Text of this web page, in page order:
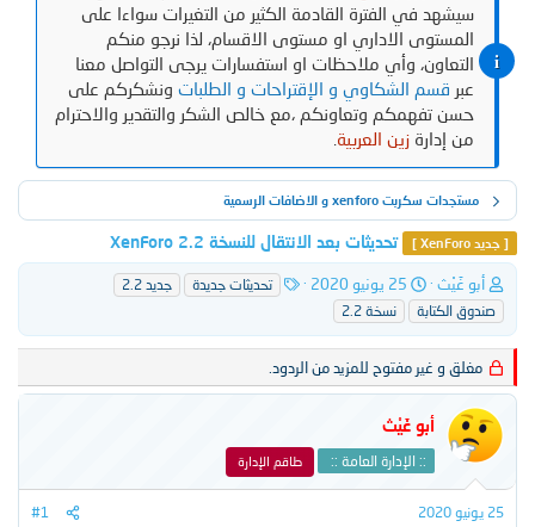
سيشهد في الفترة القادمة الكثير من التغيرات سواءا على
المستوى الاداري او مستوى الاقسام، لذا نرجو منكم
التعاون، وأي ملاحظات او استفسارات يرجى التواصل معنا
عبر قسم الشكاوي و الإقتراحات و الطلبات ونشكركم على
حسن تفهمكم وتعاونكم ،مع خالص الشكر والتقدير والاحترام
من إدارةزين العربية
مستجدات سكربت xenforo و الاضافات الرسمية
[ جديد XenForo ] تحديثات بعد الانتقال للنسخة XenForo 2.2
ب
ا
د
ئ
ل
م
و
ض
و
أبو غَيْث
ت
ر
ي
خ
ا
ب
د
ء
25 يونيو 2020
س
و
م
تحديثات جديدة
جديد 2.2
صندوق الكتابة
نسخة 2.2
مغلق و غير مفتوح للمزيد من الردود.
أبو غَيْث
:: الإدارة العامة :: طاقم الإدارة
25 يونيو 2020 #1